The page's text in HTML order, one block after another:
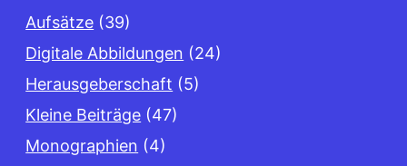
Aufsätze (39)
Digitale Abbildungen (24)
Herausgeberschaft (5)
Kleine Beiträge (47)
Monographien (4)